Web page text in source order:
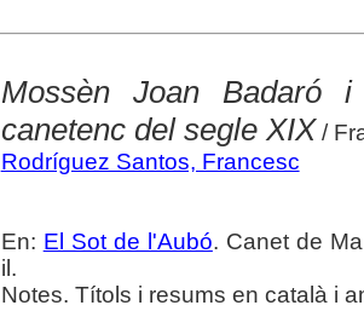
Mossèn Joan Badaró i
canetenc del segle XIX /
Rodríguez Santos, Francesc
En: El Sot de l'Aubó. Canet de
il.
Notes. Títols i resums en català i